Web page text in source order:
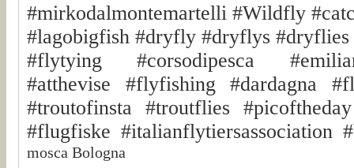
#mirkodalmontemartelli #Wildfly
#lagobigfish #dryfly #dryflys
#flytying #corsodipesca
#atthevise #flyfishing #dardagna
#troutofinsta #troutflies
#flugfiske
mosca Bologna